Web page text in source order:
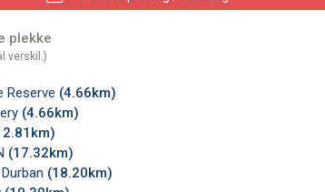
plekke
verskil.)
Reserve (4.66km)
(4.66km)
(17.32km)
(18.20km)